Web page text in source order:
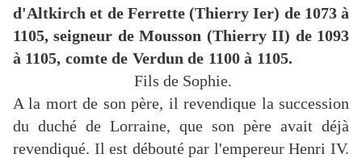
d'Altkirch et de Ferrette (Thierry Ier) de 1073 à
1105, seigneur de Mousson (Thierry II) de 1093
à 1105, comte de Verdun de 1100 à 1105.
Fils de Sophie.
A la mort de son père, il revendique la succession
du duché de Lorraine, que son père avait déjà
revendiqué. Il est débouté par l'empereur Henri IV.